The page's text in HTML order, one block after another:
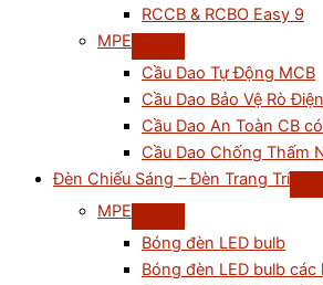
RCCB & RCBO Easy 9
MPE
Cầu Dao Tự Động MCB
Cầu Dao Bảo Vệ Rò
Cầu Dao An Toàn CB
Cầu Dao Chống Thấm
Đèn Chiếu Sáng – Đèn Trang Trí
MPE
Bóng đèn LED bulb
Bóng đèn LED bulb các